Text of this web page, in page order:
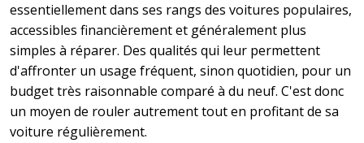
essentiellement dans ses rangs des voitures populaires,
accessibles financièrement et généralement plus
simples à réparer. Des qualités qui leur permettent
d'affronter un usage fréquent, sinon quotidien, pour un
budget très raisonnable comparé à du neuf. C'est donc
un moyen de rouler autrement tout en profitant de sa
voiture régulièrement.